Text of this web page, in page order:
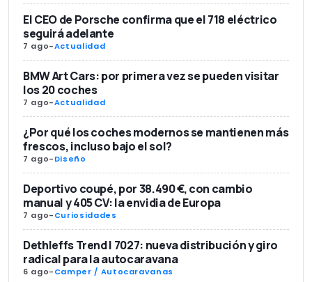
El CEO de Porsche confirma que el 718 eléctrico
seguirá adelante
7 ago-Actualidad
BMW Art Cars: por primera vez se pueden visitar
los 20 coches
7 ago-Actualidad
¿Por qué los coches modernos se mantienen más
frescos, incluso bajo el sol?
7 ago-Diseño
Deportivo coupé, por 38.490 €, con cambio
manual y 405 CV: la envidia de Europa
7 ago-Curiosidades
Dethleffs Trend I 7027: nueva distribución y giro
radical para la autocaravana
6 ago-Camper / Autocaravanas